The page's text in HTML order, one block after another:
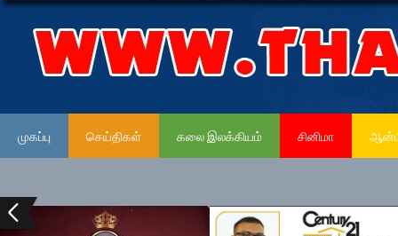
முகப்பு செய்திகள் கலை இலக்கியம் சினிமா